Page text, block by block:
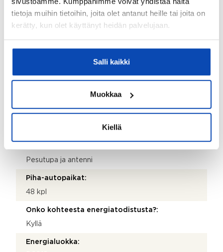
tietoja muihin tietoihin, joita olet antanut heille tai joita on
kerätty, kun olet käyttänyt heidän palvelujaan.
Salli kaikki
Muokkaa
Kiellä
Kattotyyppi:
Katemateriaali:
Lämmitysjärjestelmä:
Taloyhtiössä sauna:
Pesutupa ja antenni
Piha-autopaikat:
48 kpl
Onko kohteesta energiatodistusta?:
Kyllä
Energialuokka: